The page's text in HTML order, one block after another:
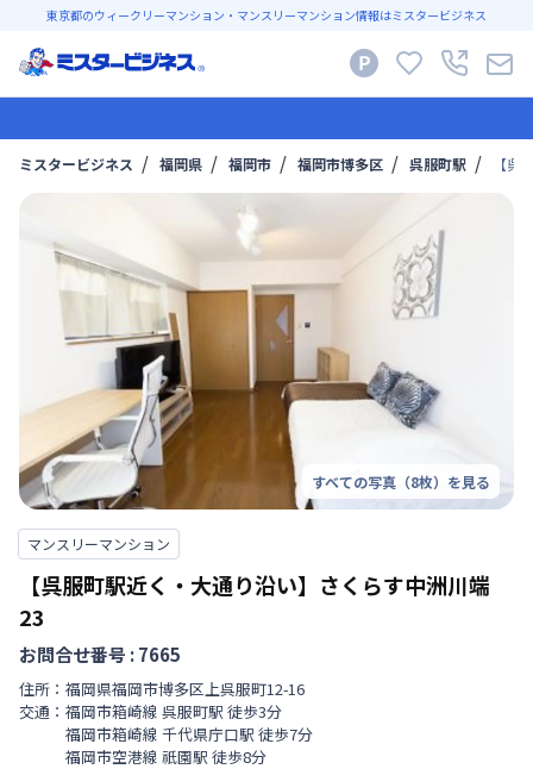
東京都のウィークリーマンション・マンスリーマンション情報はミスタービジネス
ミスタービジネス 福岡県 福岡市 福岡市博多区 呉服町駅 【
すべての写真（8枚）を見る
マンスリーマンション
【呉服町駅近く・大通り沿い】さくらす中洲川端
23
お問合せ番号 :7665
住所： 福岡県福岡市博多区 上呉服町12-16
交通： 福岡市箱崎線 呉服町駅 徒歩3分
福岡市箱崎線 千代県庁口駅 徒歩7分
福岡市空港線 祇園駅 徒歩8分